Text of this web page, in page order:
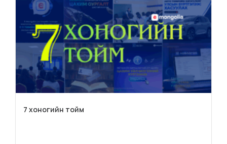
7 хоногийн тойм